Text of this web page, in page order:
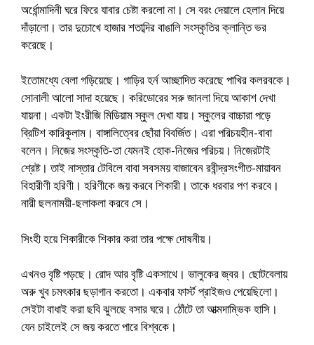
অর্ধোন্মাদিনী ঘরে ফিরে যাবার চেষ্টা করলো না। সে বরং দেয়ালে হেলান দিয়ে
দাঁড়ালো। তার দুচোখে হাজার শতাব্দির বাঙালি সংস্কৃতির ক্লান্তি ভর
করেছে।
ইতোমধ্যে বেলা গড়িয়েছে। গাড়ির হর্ন আচ্ছাদিত করেছে পাখির কলরবকে।
সোনালী আলো সাদা হয়েছে। করিডোরের সরু জানলা দিয়ে আকাশ দেখা
যায়না। একটা ইংরীজি মিডিয়াম স্কুল দেখা যায়। স্কুলের বাচ্চারা পড়ে
ব্রিটিশ কারিকুলাম। বাঙ্গালিত্বের ছোঁয়া বিবর্জিত। এরা পরিচয়হীন-বাবা
বলেন। নিজের সংস্কৃতি-তা যেমনই হোক-নিজের পরিচয়। নিজেরটাই
শ্রেষ্ট। তাই নাস্তার টেবিলে বাবা সবসময় বাজাবেন রবীন্দ্রসংগীত-মায়াবন
বিহারীণী হরিণী। হরিণীকে জয় করবে শিকারী। তাকে ধরবার পণ করবে।
নারী ছলনাময়ী-ছলাকলা করবে সে।
সিংহী হয়ে শিকারীকে শিকার করা তার পক্ষে দোষনীয়।
এখনও বৃষ্টি পড়ছে। রোদ আর বৃষ্টি একসাথে। ভালুকের জ্বর। ছোটবেলায়
অরু খুব চমৎকার ছড়াগান করতো। একবার ফার্স্ট প্রাইজও পেয়েছিলো।
সেইটা বাধাই করা ছবি ঝুলছে বসার ঘরে। ঠোঁটে তা আত্মদাম্ভিক হাসি।
যেন চাইলেই সে জয় করতে পারে বিশ্বকে।